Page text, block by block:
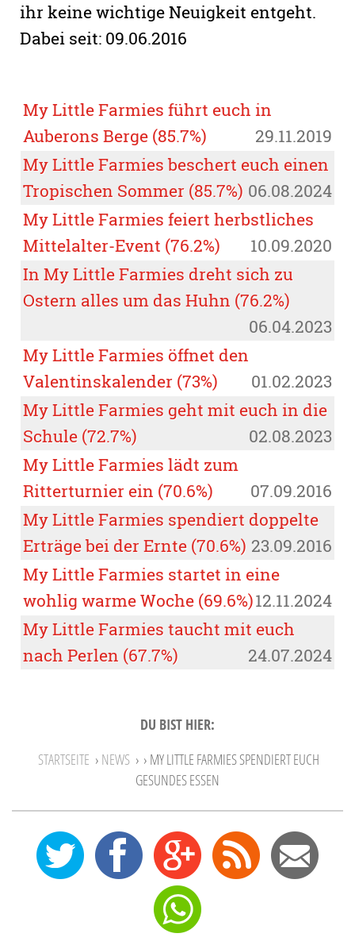
ihr keine wichtige Neuigkeit entgeht.
Dabei seit: 09.06.2016
My Little Farmies führt euch in
Auberons Berge (85.7%)
29.11.2019
My Little Farmies beschert euch einen
Tropischen Sommer (85.7%) 06.08.2024
My Little Farmies feiert herbstliches
Mittelalter-Event (76.2%)
10.09.2020
In My Little Farmies dreht sich zu
Ostern alles um das Huhn (76.2%)
06.04.2023
My Little Farmies öffnet den
Valentinskalender (73%)
01.02.2023
My Little Farmies geht mit euch in die
Schule (72.7%)
02.08.2023
My Little Farmies lädt zum
Ritterturnier ein (70.6%)
07.09.2016
My Little Farmies spendiert doppelte
Erträge bei der Ernte (70.6%) 23.09.2016
My Little Farmies startet in eine
wohlig warme Woche (69.6%)12.11.2024
My Little Farmies taucht mit euch
nach Perlen (67.7%)
24.07.2024
DU BIST HIER:
STARTSEITE › NEWS › › MY LITTLE FARMIES SPENDIERT EUCH
GESUNDES ESSEN
0 12 27 Feed Mail
Send